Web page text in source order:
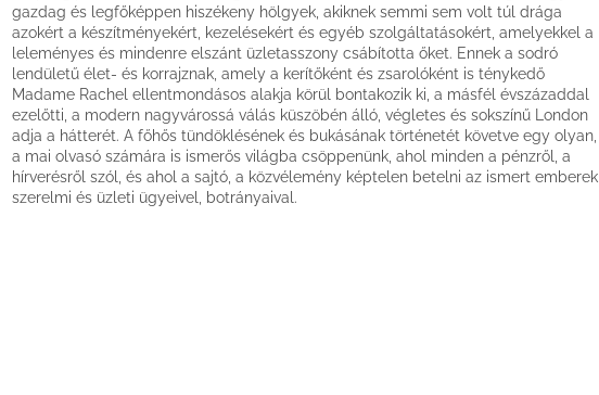
gazdag és legfőképpen hiszékeny hölgyek, akiknek semmi sem volt túl drága
azokért a készítményekért, kezelésekért és egyéb szolgáltatásokért, amelyekkel a
leleményes és mindenre elszánt üzletasszony csábította őket. Ennek a sodró
lendületű élet- és korrajznak, amely a kerítőként és zsarolóként is ténykedő
Madame Rachel ellentmondásos alakja körül bontakozik ki, a másfél évszázaddal
ezelőtti, a modern nagyvárossá válás küszöbén álló, végletes és sokszínű London
adja a hátterét. A főhős tündöklésének és bukásának történetét követve egy olyan,
a mai olvasó számára is ismerős világba csöppenünk, ahol minden a pénzről, a
hírverésről szól, és ahol a sajtó, a közvélemény képtelen betelni az ismert emberek
szerelmi és üzleti ügyeivel, botrányaival.